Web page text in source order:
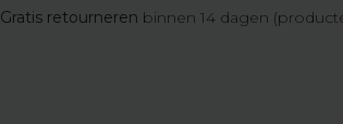
Gratis retourneren binnen 14 dagen